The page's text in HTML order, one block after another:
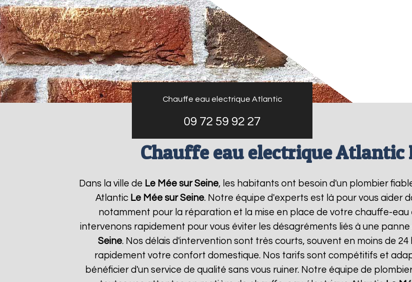
Chauffe eau electrique Atlantic
09 72 59 92 27
Chauffe eau electrique Atlantic
Dans la ville de Le Mée sur Seine, les habitants ont besoin d'un plombier
Atlantic Le Mée sur Seine. Notre équipe d'experts est là pour vous aider
notamment pour la réparation et la mise en place de votre chauffe-eau
intervenons rapidement pour vous éviter les désagréments liés à une
Seine. Nos délais d'intervention sont très courts, souvent en moins de
rapidement votre confort domestique. Nos tarifs sont compétitifs et
bénéficier d'un service de qualité sans vous ruiner. Notre équipe de